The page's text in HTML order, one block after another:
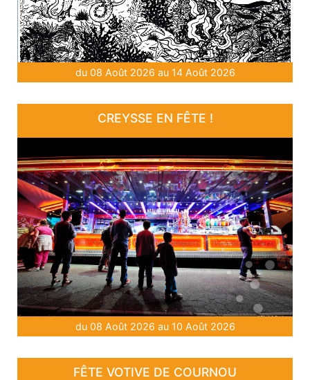
du 08 Août 2026 au 14 Août 2026
CREYSSE EN FÊTE !
du 08 Août 2026 au 10 Août 2026
FÊTE VOTIVE DE COURNOU